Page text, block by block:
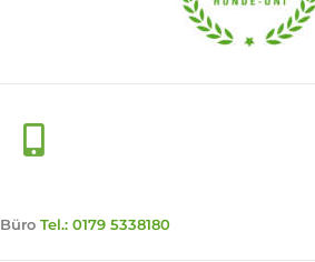
Büro Tel.: 0179 5338180